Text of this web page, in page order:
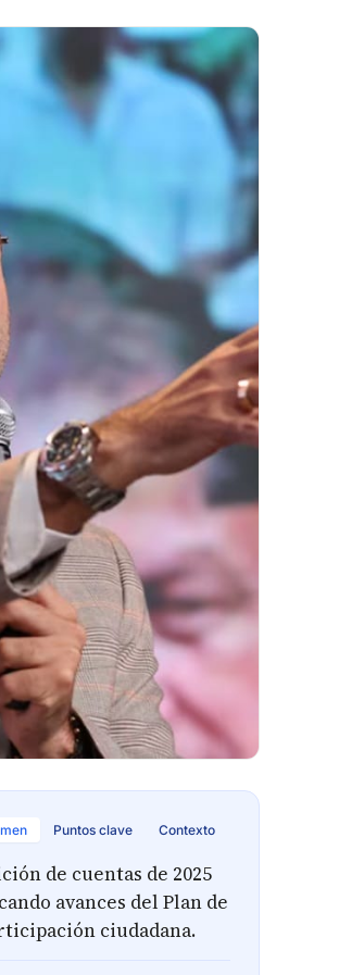
Puntos clave Contexto
de cuentas de 2025
avances del Plan de
ciudadana.